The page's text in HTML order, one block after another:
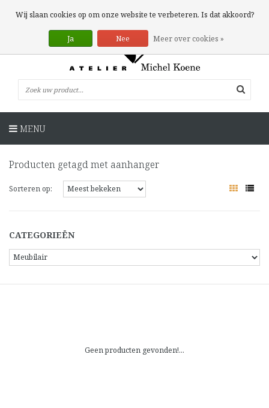
0 Artikelen
MENU
Producten getagd met aanhanger
Sorteren op:
CATEGORIEËN
Geen producten gevonden!...
Wij slaan cookies op om onze website te verbeteren. Is dat akkoord?
Ja Nee Meer over cookies »